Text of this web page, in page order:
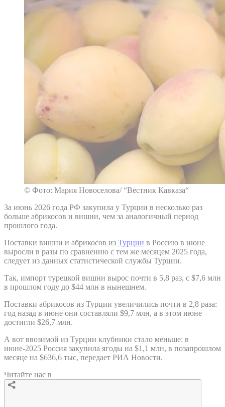
© Фото: Мария Новоселова/ “Вестник Кавказа“
За июнь 2026 года РФ закупила у Турции в несколько раз
больше абрикосов и вишни, чем за аналогичный период
прошлого года.
Поставки вишни и абрикосов из Турции в Россию в июне
выросли в разы по сравнению с тем же месяцем 2025 года,
следует из данных статистической службы Турции.
Так, импорт турецкой вишни вырос почти в 5,8 раз, с $7,6 млн
в прошлом году до $44 млн в нынешнем.
Поставки абрикосов из Турции увеличились почти в 2,8 раза:
год назад в июне они составляли $9,7 млн, а в этом июне
достигли $26,7 млн.
А вот ввозимой из Турции клубники стало меньше: в
июне-2025 Россия закупила ягоды на $1,1 млн, в позапрошлом
месяце на $636,6 тыс, передает РИА Новости.
Читайте нас в